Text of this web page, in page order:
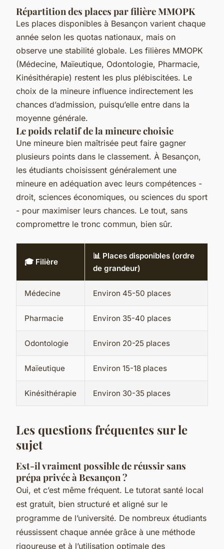
Répartition des places par filière MMOPK
Les places disponibles à Besançon varient chaque
année selon les quotas nationaux, mais on
observe une stabilité globale. Les filières MMOPK
(Médecine, Maïeutique, Odontologie, Pharmacie,
Kinésithérapie) restent les plus plébiscitées. Le
choix de la mineure influence indirectement les
chances d’admission, puisqu’elle entre dans la
moyenne générale.
Le poids relatif de la mineure choisie
Une mineure bien maîtrisée peut faire gagner
plusieurs points dans le classement. À Besançon,
les étudiants choisissent généralement une
mineure en adéquation avec leurs compétences -
droit, sciences économiques, ou sciences du sport
- pour maximiser leurs chances. Le tout, sans
compromettre le tronc commun, bien sûr.
🎓 Filière
📊 Places disponibles (ordre
de grandeur)
Médecine Environ 45-50 places
Pharmacie Environ 35-40 places
Odontologie Environ 20-25 places
Maïeutique Environ 15-18 places
Kinésithérapie Environ 30-35 places
Les questions fréquentes sur le
sujet
Est-il vraiment possible de réussir sans
prépa privée à Besançon ?
Oui, et c’est même fréquent. Le tutorat santé local
est gratuit, bien structuré et aligné sur le
programme de l’université. De nombreux étudiants
réussissent chaque année grâce à une méthode
rigoureuse et à l’utilisation optimale des